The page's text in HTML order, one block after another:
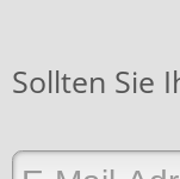
Sollten Sie